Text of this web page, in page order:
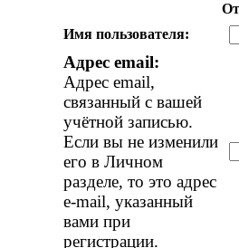
Имя пользователя:
Адрес email:
Адрес email,
связанный с вашей
учётной записью.
Если вы не изменили
его в Личном
разделе, то это адрес
e-mail, указанный
вами при
регистрации.